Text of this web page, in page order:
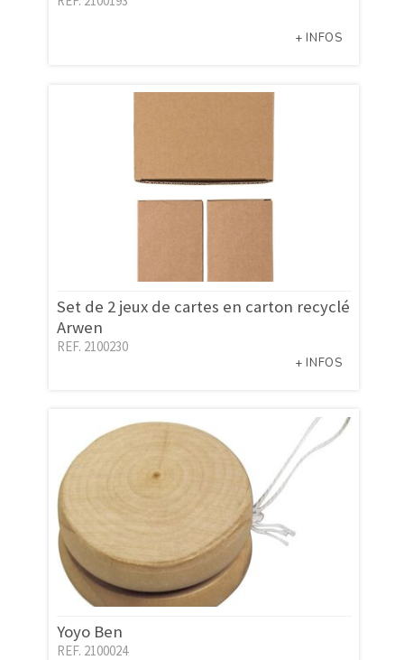
+ INFOS
Set de 2 jeux de cartes en carton recyclé
Arwen
REF. 2100230
+ INFOS
Yoyo Ben
REF. 2100024